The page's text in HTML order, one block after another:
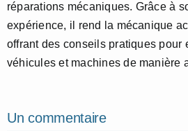
réparations mécaniques. Grâce à
expérience, il rend la mécanique
offrant des conseils pratiques pour
véhicules et machines de manière
Un commentaire